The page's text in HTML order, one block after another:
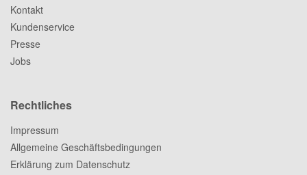
Kontakt
Kundenservice
Presse
Jobs
Rechtliches
Impressum
Allgemeine Geschäftsbedingungen
Erklärung zum Datenschutz